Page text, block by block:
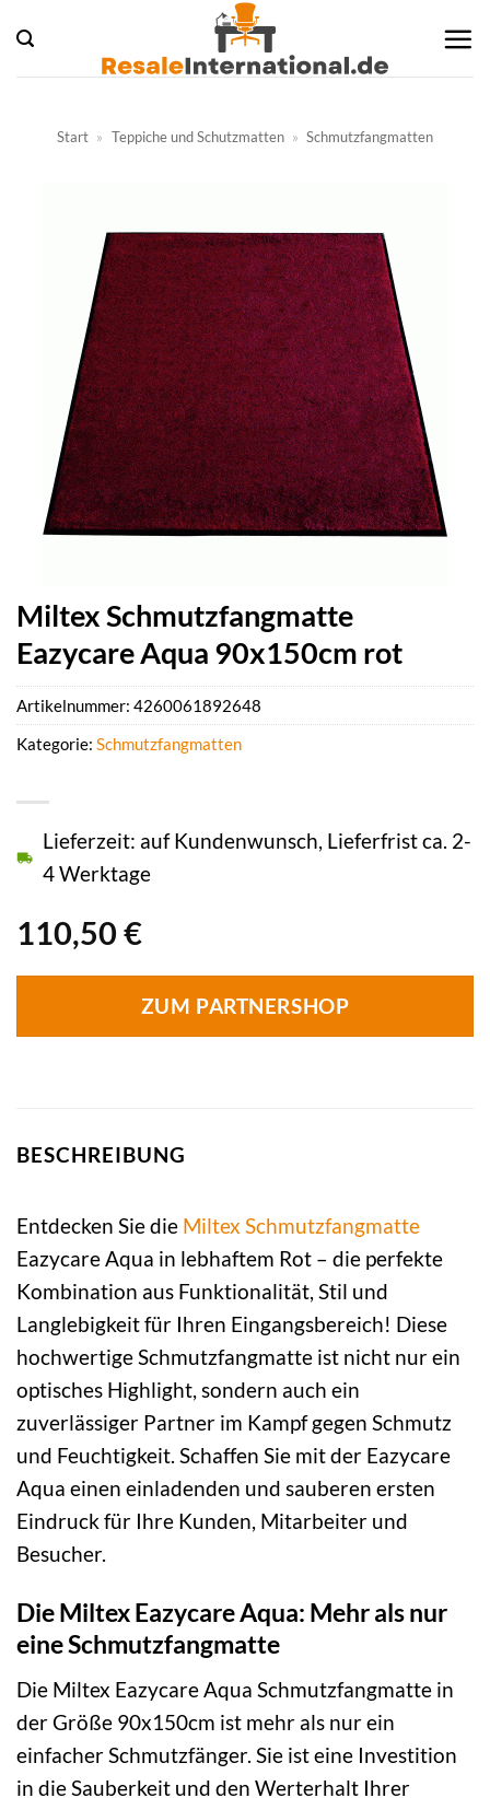
Inhalt
springen
Start » Teppiche und Schutzmatten » Schmutzfangmatten
Miltex Schmutzfangmatte
Eazycare Aqua 90x150cm rot
110,50 €
Lieferzeit: auf Kundenwunsch, Lieferfrist ca. 2-
4 Werktage
ZUM PARTNERSHOP
Artikelnummer: 4260061892648
Kategorie: Schmutzfangmatten
BESCHREIBUNG
Entdecken Sie die Miltex Schmutzfangmatte
Eazycare Aqua in lebhaftem Rot – die perfekte
Kombination aus Funktionalität, Stil und
Langlebigkeit für Ihren Eingangsbereich! Diese
hochwertige Schmutzfangmatte ist nicht nur ein
optisches Highlight, sondern auch ein
zuverlässiger Partner im Kampf gegen Schmutz
und Feuchtigkeit. Schaffen Sie mit der Eazycare
Aqua einen einladenden und sauberen ersten
Eindruck für Ihre Kunden, Mitarbeiter und
Besucher.
Die Miltex Eazycare Aqua: Mehr als nur
eine Schmutzfangmatte
Die Miltex Eazycare Aqua Schmutzfangmatte in
der Größe 90x150cm ist mehr als nur ein
einfacher Schmutzfänger. Sie ist eine Investition
in die Sauberkeit und den Werterhalt Ihrer